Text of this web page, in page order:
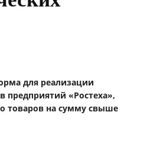
для реализации
предприятий «Ростеха»,
товаров на сумму свыше